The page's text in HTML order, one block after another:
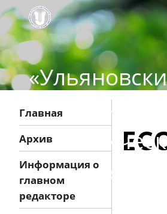
медико-
журнал»
Главная
Архив
Информация о
главном
редакторе